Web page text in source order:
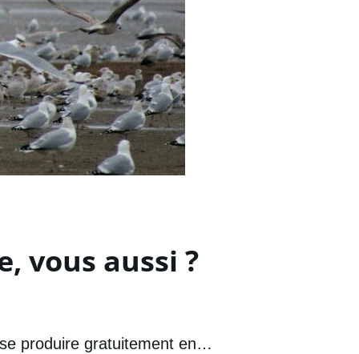
vous aussi ?
produire gratuitement en…